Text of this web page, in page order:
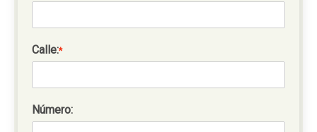
Calle:*
Número: